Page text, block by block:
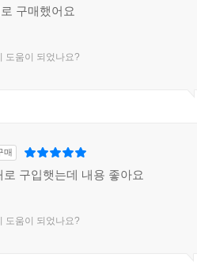
Conditions
& Science
& Experiments
구매했어요
도움이 되었나요?
매
로 구입햇는데 내용 좋아요
도움이 되었나요?